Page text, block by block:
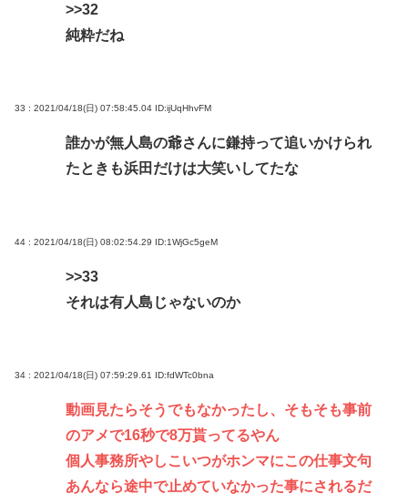
>>32
純粋だね
33 : 2021/04/18(日) 07:58:45.04 ID:ijUqHhvFM
誰かが無人島の爺さんに鎌持って追いかけられ
たときも浜田だけは大笑いしてたな
44 : 2021/04/18(日) 08:02:54.29 ID:1WjGc5geM
>>33
それは有人島じゃないのか
34 : 2021/04/18(日) 07:59:29.61 ID:fdWTc0bna
動画見たらそうでもなかったし、そもそも事前
のアメで16秒で8万貰ってるやん
個人事務所やしこいつがホンマにこの仕事文句
あんなら途中で止めていなかった事にされるだ